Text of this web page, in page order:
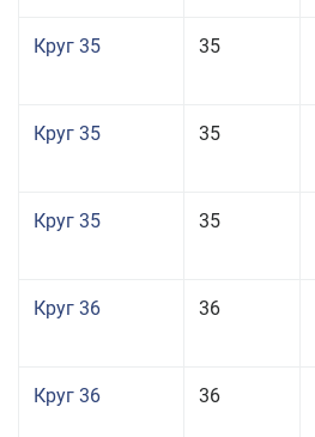
Круг 35 35
Круг 35 35
Круг 35 35
Круг 36 36
Круг 36 36